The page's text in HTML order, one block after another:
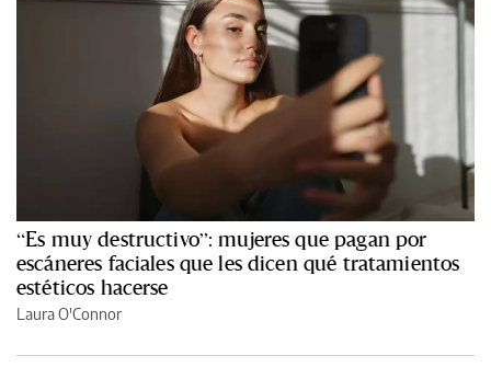
“Es muy destructivo”: mujeres que pagan por
escáneres faciales que les dicen qué tratamientos
estéticos hacerse
Laura O'Connor